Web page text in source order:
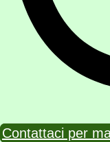
Contattaci per